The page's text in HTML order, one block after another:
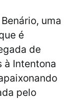
uma
é
de
à Intentona
pelo